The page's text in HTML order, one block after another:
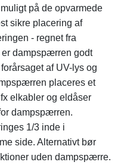
på de opvarmede
sikre placering af
- regnet fra
dampspærren godt
af UV-lys og
placeres et
elkabler og eldåser
dampspærren.
1/3 inde i
side. Alternativt bør
uden dampspærre.